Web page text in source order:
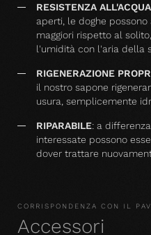
RESISTENZA ALL'ACQUA
aperti, le doghe
maggiori rispetto al
l'umidità con l'aria della
RIGENERAZIONE
il nostro sapone
usura, semplicemente
RIPARABILE: a
interessate possono
dover trattare
CORRISPONDENZA CON IL
Accessori